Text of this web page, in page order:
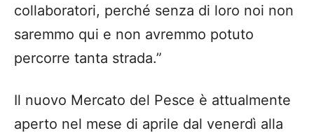
collaboratori, perché senza di loro noi non
saremmo qui e non avremmo potuto
percorre tanta strada.”
Il nuovo Mercato del Pesce è attualmente
aperto nel mese di aprile dal venerdì alla